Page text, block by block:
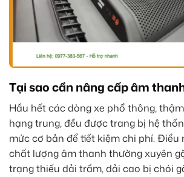
Tại sao cần nâng cấp âm
Hầu hết các dòng xe phổ thông,
hạng trung, đều được trang bị hệ
mức cơ bản để tiết kiệm chi phí. Điều
chất lượng âm thanh thường xuyên
trạng thiếu dải trầm, dải cao bị chói